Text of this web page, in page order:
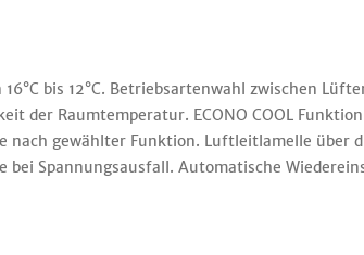
bis 12°C. Betriebsartenwahl zwischen
der Raumtemperatur. ECONO COOL
gewählter Funktion. Luftleitlamelle über
Spannungsausfall. Automatische